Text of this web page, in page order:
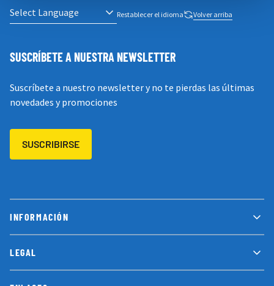
INFORMACIÓN
LEGAL
Restablecer el idioma Volver arriba
SUSCRÍBETE A NUESTRA NEWSLETTER
Suscríbete a nuestro newsletter y no te pierdas las últimas
novedades y promociones
SUSCRIBIRSE